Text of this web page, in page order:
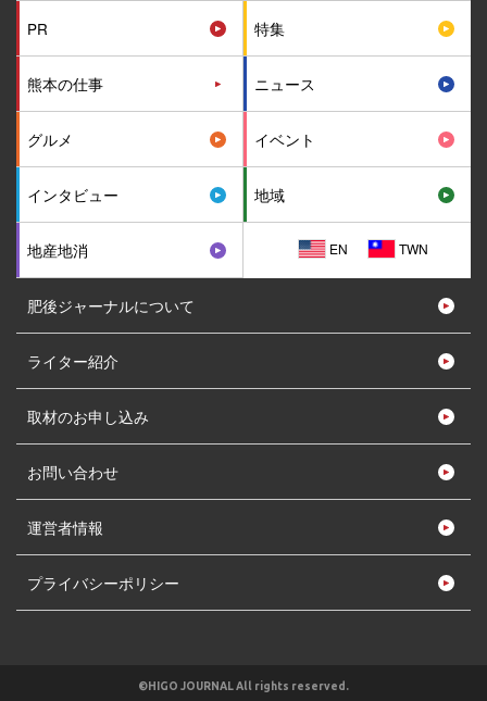
PR 特集
熊本の仕事 ニュース
グルメ イベント
インタビュー 地域
地産地消 EN TWN
肥後ジャーナルについて
ライター紹介
取材のお申し込み
お問い合わせ
運営者情報
プライバシーポリシー
©HIGO JOURNAL All rights reserved.